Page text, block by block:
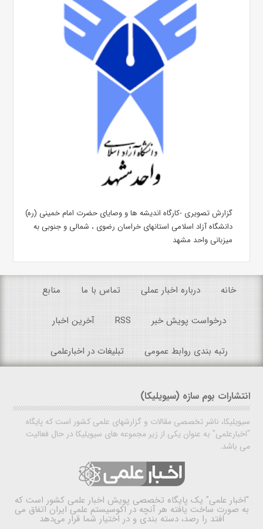
گزارش تصویری -کارگاه اندیشه ها و وصایای حضرت امام خمینی (ره)
دانشگاه آزاد اسلامی استانهای خراسان رضوی ، شمالی و جنوبی به
میزبانی واحد مشهد
خانه درباره اخبار عملی تماس با ما منابع
درخواست پویش خبر RSS آخرین اخبار
رتبه بندی روابط عمومی تبلیغات در اخبارعلمی
انتشارات بوم سازه (سیویلیکا)
سیویلیکا، ناشر تخصصی مقالات و گزارشهای علمی کشور است که پایگاه
"اخبارعلمی" به عنوان یکی از زیر مجموعه های سیویلیکا در حال فعالیت
می باشد.
"اخبار علمی" یک پایگاه تخصصی پویش اخبار علمی کشور است که
به صورت ساخت یافته هر آنچه در اکوسیستم علمی ایران اتفاق می
افتد را رصد، دسته بندی و در اختیار شما قرار می‌دهد